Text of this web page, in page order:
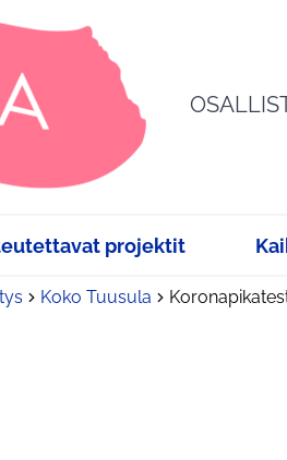
projektit
Koko Tuusula